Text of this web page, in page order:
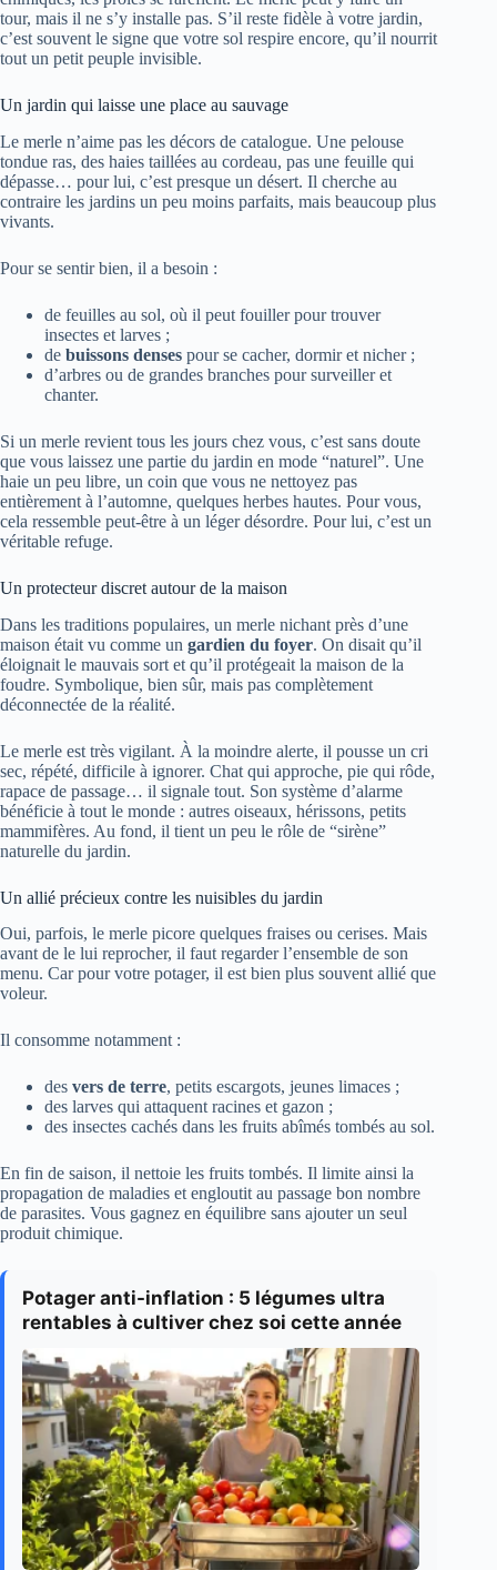
tour, mais il ne s’y installe pas. S’il reste fidèle à votre jardin,
c’est souvent le signe que votre sol respire encore, qu’il nourrit
tout un petit peuple invisible.
Un jardin qui laisse une place au sauvage
Le merle n’aime pas les décors de catalogue. Une pelouse
tondue ras, des haies taillées au cordeau, pas une feuille qui
dépasse… pour lui, c’est presque un désert. Il cherche au
contraire les jardins un peu moins parfaits, mais beaucoup plus
vivants.
Pour se sentir bien, il a besoin :
de feuilles au sol, où il peut fouiller pour trouver
insectes et larves ;
de buissons denses pour se cacher, dormir et nicher ;
d’arbres ou de grandes branches pour surveiller et
chanter.
Si un merle revient tous les jours chez vous, c’est sans doute
que vous laissez une partie du jardin en mode “naturel”. Une
haie un peu libre, un coin que vous ne nettoyez pas
entièrement à l’automne, quelques herbes hautes. Pour vous,
cela ressemble peut-être à un léger désordre. Pour lui, c’est un
véritable refuge.
Un protecteur discret autour de la maison
Dans les traditions populaires, un merle nichant près d’une
maison était vu comme un gardien du foyer. On disait qu’il
éloignait le mauvais sort et qu’il protégeait la maison de la
foudre. Symbolique, bien sûr, mais pas complètement
déconnectée de la réalité.
Le merle est très vigilant. À la moindre alerte, il pousse un cri
sec, répété, difficile à ignorer. Chat qui approche, pie qui rôde,
rapace de passage… il signale tout. Son système d’alarme
bénéficie à tout le monde : autres oiseaux, hérissons, petits
mammifères. Au fond, il tient un peu le rôle de “sirène”
naturelle du jardin.
Un allié précieux contre les nuisibles du jardin
Oui, parfois, le merle picore quelques fraises ou cerises. Mais
avant de le lui reprocher, il faut regarder l’ensemble de son
menu. Car pour votre potager, il est bien plus souvent allié que
voleur.
Il consomme notamment :
des vers de terre, petits escargots, jeunes limaces ;
des larves qui attaquent racines et gazon ;
des insectes cachés dans les fruits abîmés tombés au sol.
En fin de saison, il nettoie les fruits tombés. Il limite ainsi la
propagation de maladies et engloutit au passage bon nombre
de parasites. Vous gagnez en équilibre sans ajouter un seul
produit chimique.
Potager anti-inflation : 5 légumes ultra
rentables à cultiver chez soi cette année